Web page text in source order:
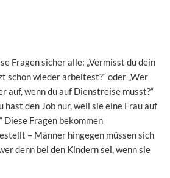
Fragen sicher alle: „Vermisst du dein
schon wieder arbeitest?“ oder „Wer
auf, wenn du auf Dienstreise musst?“
hast den Job nur, weil sie eine Frau auf
Diese Fragen bekommen
– Männer hingegen müssen sich
denn bei den Kindern sei, wenn sie